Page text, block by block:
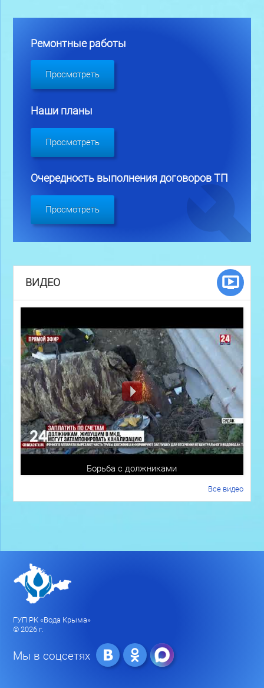
Ремонтные работы
Просмотреть
Наши планы
Просмотреть
Очередность выполнения договоров ТП
Просмотреть
ВИДЕО
Борьба с должниками
Все видео
ГУП РК «Вода Крыма»
© 2026 г.
Мы в соцсетях